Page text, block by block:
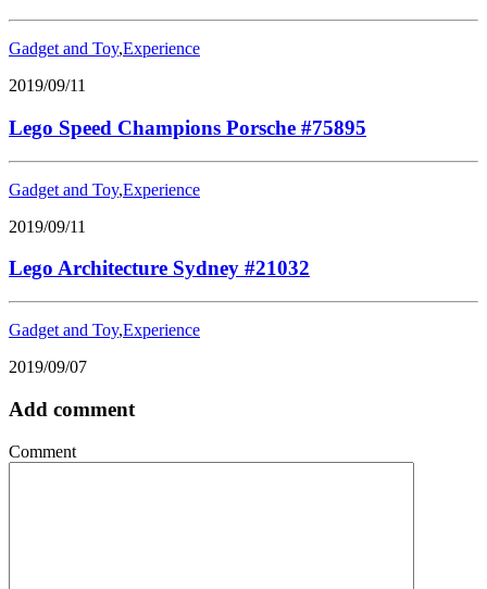
Gadget and Toy,Experience
2019/09/11
Lego Speed Champions Porsche #75895
Gadget and Toy,Experience
2019/09/11
Lego Architecture Sydney #21032
Gadget and Toy,Experience
2019/09/07
Add comment
Comment